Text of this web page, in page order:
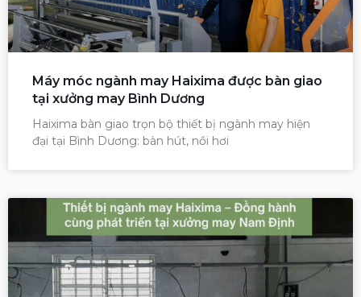
Máy móc ngành may Haixima được bàn giao
tại xưởng may Bình Dương
Haixima bàn giao trọn bộ thiết bị ngành may hiện
đại tại Bình Dương: bàn hút, nồi hơi